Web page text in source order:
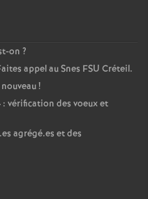
on ?
appel au Snes FSU Créteil.
!
vérification des voeux et
agrégé.es et des